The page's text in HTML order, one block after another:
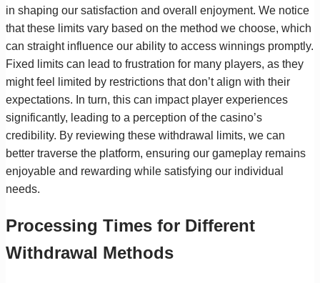
in shaping our satisfaction and overall enjoyment. We notice
that these limits vary based on the method we choose, which
can straight influence our ability to access winnings promptly.
Fixed limits can lead to frustration for many players, as they
might feel limited by restrictions that don’t align with their
expectations. In turn, this can impact player experiences
significantly, leading to a perception of the casino’s
credibility. By reviewing these withdrawal limits, we can
better traverse the platform, ensuring our gameplay remains
enjoyable and rewarding while satisfying our individual
needs.
Processing Times for Different
Withdrawal Methods